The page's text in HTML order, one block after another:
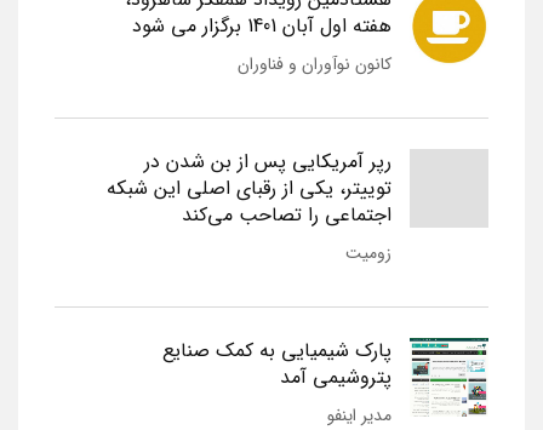
هفته اول آبان 1401 برگزار می شود
کانون نوآوران و فناوران
رپر آمریکایی پس از بن شدن در
توییتر، یکی از رقبای اصلی این شبکه
اجتماعی را تصاحب می‌کند
زومیت
پارک شیمیایی به کمک صنایع
پتروشیمی آمد
مدیر اینفو